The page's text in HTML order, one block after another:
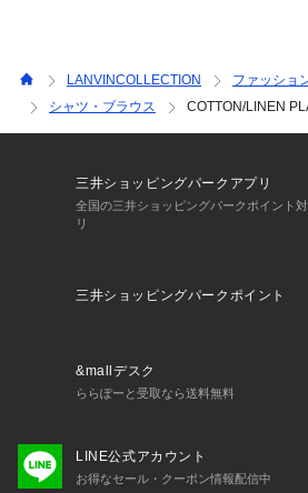
LANVINCOLLECTION ファッショ
シャツ・ブラウス
COTTON/LINEN
三井ショッピングパークアプリ
全国の三井ショッピングパークポイント
リ
三井ショッピングパークポイント
&mallデスク
ららぽーと受取なら送料無料
LINE公式アカウント
お得なセール・クーポン情報配信中